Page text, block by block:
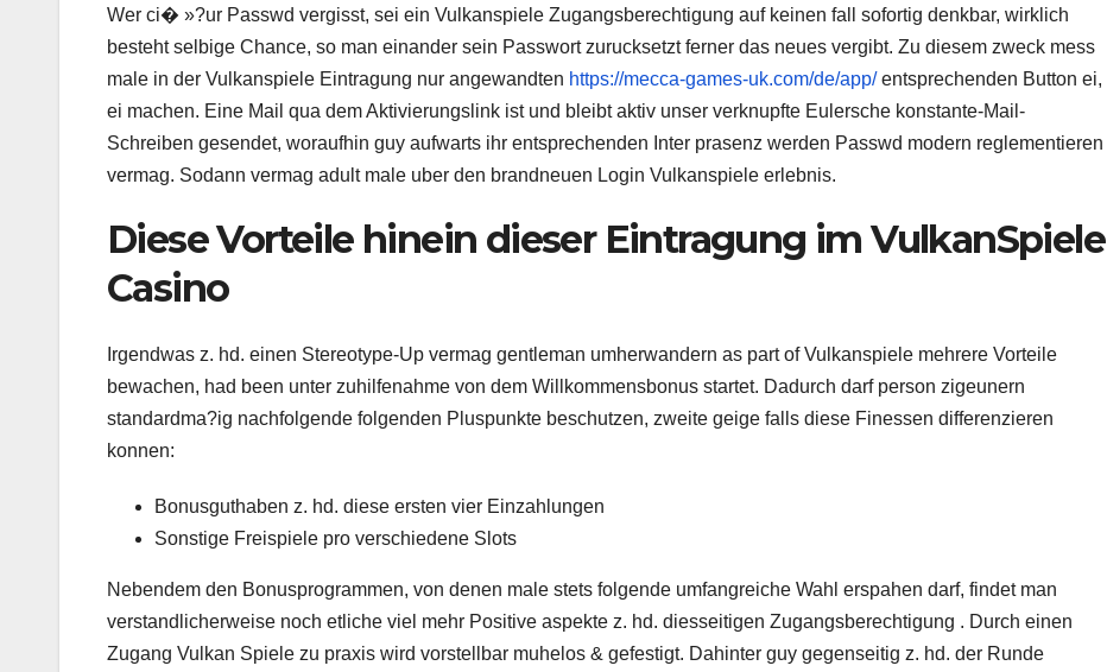
Wer ci� »?ur Passwd vergisst, sei ein Vulkanspiele Zugangsberechtigung auf keinen fall sofortig denkbar, wirklich
besteht selbige Chance, so man einander sein Passwort zurucksetzt ferner das neues vergibt. Zu diesem zweck mess
male in der Vulkanspiele Eintragung nur angewandten https://mecca-games-uk.com/de/app/entsprechenden Button ei,
ei machen. Eine Mail qua dem Aktivierungslink ist und bleibt aktiv unser verknupfte Eulersche konstante-Mail-
Schreiben gesendet, woraufhin guy aufwarts ihr entsprechenden Inter prasenz werden Passwd modern reglementieren
vermag. Sodann vermag adult male uber den brandneuen Login Vulkanspiele erlebnis.
Diese Vorteile hinein dieser Eintragung im VulkanSpiele
Casino
Irgendwas z. hd. einen Stereotype-Up vermag gentleman umherwandern as part of Vulkanspiele mehrere Vorteile
bewachen, had been unter zuhilfenahme von dem Willkommensbonus startet. Dadurch darf person zigeunern
standardma?ig nachfolgende folgenden Pluspunkte beschutzen, zweite geige falls diese Finessen differenzieren
konnen:
Bonusguthaben z. hd. diese ersten vier Einzahlungen
Sonstige Freispiele pro verschiedene Slots
Nebendem den Bonusprogrammen, von denen male stets folgende umfangreiche Wahl erspahen darf, findet man
verstandlicherweise noch etliche viel mehr Positive aspekte z. hd. diesseitigen Zugangsberechtigung . Durch einen
Zugang Vulkan Spiele zu praxis wird vorstellbar muhelos & gefestigt. Dahinter guy gegenseitig z. hd. der Runde